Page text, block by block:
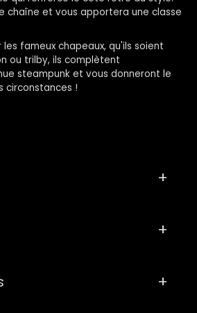
chaîne et vous apportera une classe
les fameux chapeaux, qu'ils soient
ou trilby, ils complètent
steampunk et vous donneront le
circonstances !